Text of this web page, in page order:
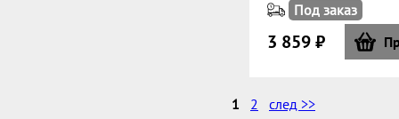
Под заказ
3 859 ₽
1 2 след >>